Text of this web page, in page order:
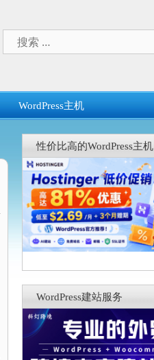
索：
WordPress主机
性价比高的WordPress主机
WordPress建站服务